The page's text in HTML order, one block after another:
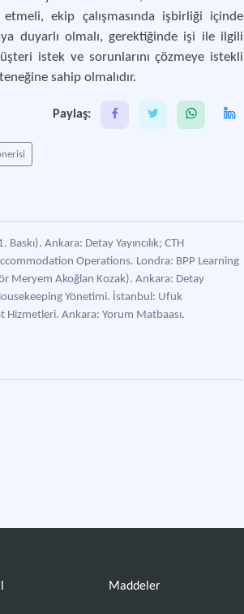
ekip çalışmasında işbirliği içinde
duyarlı olmalı, gerektiğinde işi ile ilgili
istek ve sorunlarını çözmeye istekli
sahip olmalıdır.
Paylaş:
Ankara: Detay Yayıncılık; CTH
Operations. Londra: BPP Learning
Meryem Akoğlan Kozak). Ankara: Detay
Yönetimi. İstanbul: Ufuk
Hizmetleri. Ankara: Yorum Matbaası.
Maddeler